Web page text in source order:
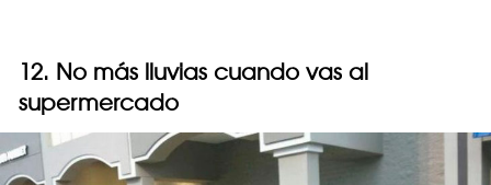
12. No más lluvias cuando vas al
supermercado